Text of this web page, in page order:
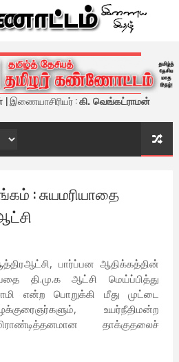
இணைய இதழ்
| இணையாசிரியர் :கி. வெங்கட்ராமன்
: சுயமரியாதை
பார்ப்பன ஆதிக்கத்தின்
தி.மு.க ஆட்சி மெய்ப்பித்து
என்ற பொறுக்கி மீது முட்டை
உயர்நீதிமன்ற
தாக்குதலைச்